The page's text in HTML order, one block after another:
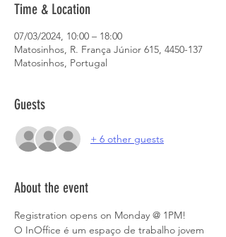
Time & Location
07/03/2024, 10:00 – 18:00
Matosinhos, R. França Júnior 615, 4450-137
Matosinhos, Portugal
Guests
+ 6 other guests
About the event
Registration opens on Monday @ 1PM!
O InOffice é um espaço de trabalho jovem